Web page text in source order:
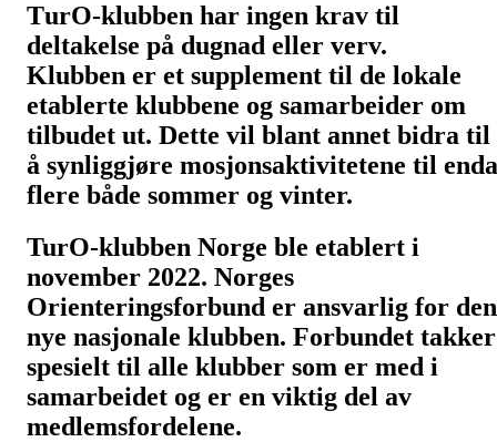
TurO-klubben har ingen krav til
deltakelse på dugnad eller verv.
Klubben er et supplement til de lokale
etablerte klubbene og samarbeider om
tilbudet ut. Dette vil blant annet bidra til
å synliggjøre mosjonsaktivitetene til enda
flere både sommer og vinter.
TurO-klubben Norge ble etablert i
november 2022. Norges
Orienteringsforbund er ansvarlig for den
nye nasjonale klubben. Forbundet takker
spesielt til alle klubber som er med i
samarbeidet og er en viktig del av
medlemsfordelene.